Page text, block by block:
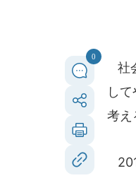
0
社
し
考え